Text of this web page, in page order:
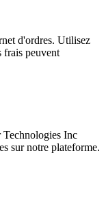
d'ordres. Utilisez
frais peuvent
Inc
sur notre plateforme.